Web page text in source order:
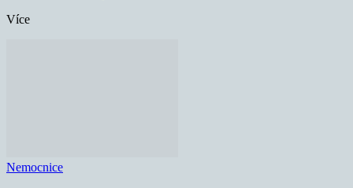
Více
Nemocnice